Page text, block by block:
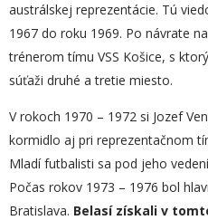
austrálskej reprezentácie. Tú
1967 do roku 1969. Po návrate
trénerom tímu VSS Košice, s
súťaži druhé a tretie miesto.
V rokoch 1970 – 1972 si Jozef
kormidlo aj pri reprezentačnom
Mladí futbalisti sa pod jeho
Počas rokov 1973 – 1976 bol
Bratislava. Belasí získali v